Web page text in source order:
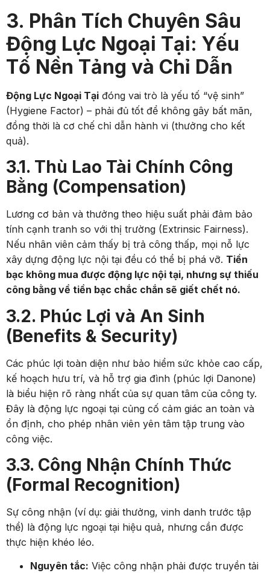
3. Phân Tích Chuyên Sâu
Động Lực Ngoại Tại: Yếu
Tố Nền Tảng và Chỉ Dẫn
Động Lực Ngoại Tại đóng vai trò là yếu tố “vệ sinh”
(Hygiene Factor) – phải đủ tốt để không gây bất mãn,
đồng thời là cơ chế chỉ dẫn hành vi (thưởng cho kết
quả).
3.1. Thù Lao Tài Chính Công
Bằng (Compensation)
Lương cơ bản và thưởng theo hiệu suất phải đảm bảo
tính cạnh tranh so với thị trường (Extrinsic Fairness).
Nếu nhân viên cảm thấy bị trả công thấp, mọi nỗ lực
xây dựng động lực nội tại đều có thể bị phá vỡ. Tiền
bạc không mua được động lực nội tại, nhưng sự thiếu
công bằng về tiền bạc chắc chắn sẽ giết chết nó.
3.2. Phúc Lợi và An Sinh
(Benefits & Security)
Các phúc lợi toàn diện như bảo hiểm sức khỏe cao cấp,
kế hoạch hưu trí, và hỗ trợ gia đình (phúc lợi Danone)
là biểu hiện rõ ràng nhất của sự quan tâm của công ty.
Đây là động lực ngoại tại củng cố cảm giác an toàn và
ổn định, cho phép nhân viên yên tâm tập trung vào
công việc.
3.3. Công Nhận Chính Thức
(Formal Recognition)
Sự công nhận (ví dụ: giải thưởng, vinh danh trước tập
thể) là động lực ngoại tại hiệu quả, nhưng cần được
thực hiện khéo léo.
Nguyên tắc: Việc công nhận phải được truyền tải